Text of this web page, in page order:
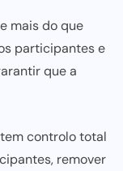
mais do que
participantes e
que a
controlo total
remover